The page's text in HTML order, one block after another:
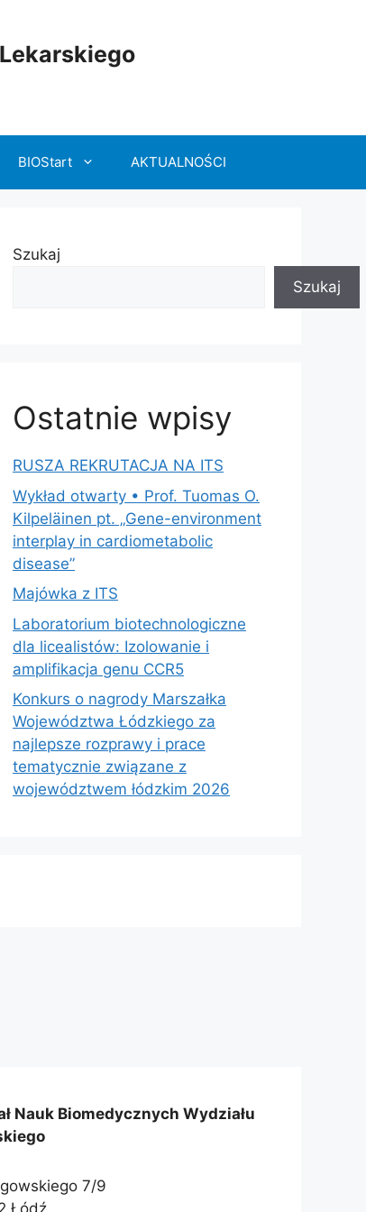
BIOStart AKTUALNOŚCI
Szukaj
Szukaj
Ostatnie wpisy
RUSZA REKRUTACJA NA ITS
Wykład otwarty • Prof. Tuomas O.
Kilpeläinen pt. „Gene-environment
interplay in cardiometabolic
disease”
Majówka z ITS
Laboratorium biotechnologiczne
dla licealistów: Izolowanie i
amplifikacja genu CCR5
Konkurs o nagrody Marszałka
Województwa Łódzkiego za
najlepsze rozprawy i prace
tematycznie związane z
województwem łódzkim 2026
Nauk Biomedycznych Wydziału
7/9